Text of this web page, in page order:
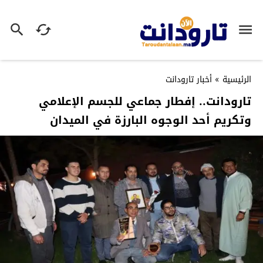
الرئيسية » أخبار تارودانت
تارودانت.. إفطار جماعي للجسم الإعلامي
وتكريم أحد الوجوه البارزة في الميدان